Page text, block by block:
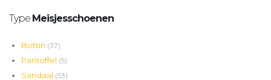
Type Meisjesschoenen
Bottin (37)
Pantoffel (5)
Sandaal (53)